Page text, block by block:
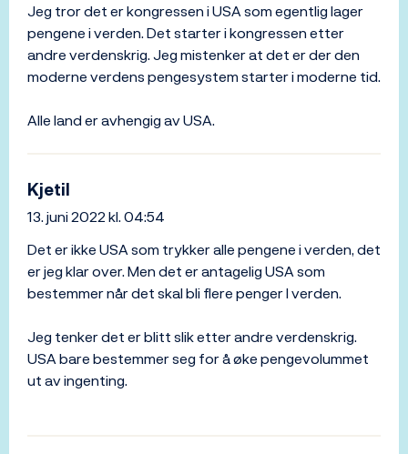
Jeg tror det er kongressen i USA som egentlig lager
pengene i verden. Det starter i kongressen etter
andre verdenskrig. Jeg mistenker at det er der den
moderne verdens pengesystem starter i moderne tid.
Alle land er avhengig av USA.
Kjetil
13. juni 2022 kl. 04:54
Det er ikke USA som trykker alle pengene i verden, det
er jeg klar over. Men det er antagelig USA som
bestemmer når det skal bli flere penger I verden.
Jeg tenker det er blitt slik etter andre verdenskrig.
USA bare bestemmer seg for å øke pengevolummet
ut av ingenting.